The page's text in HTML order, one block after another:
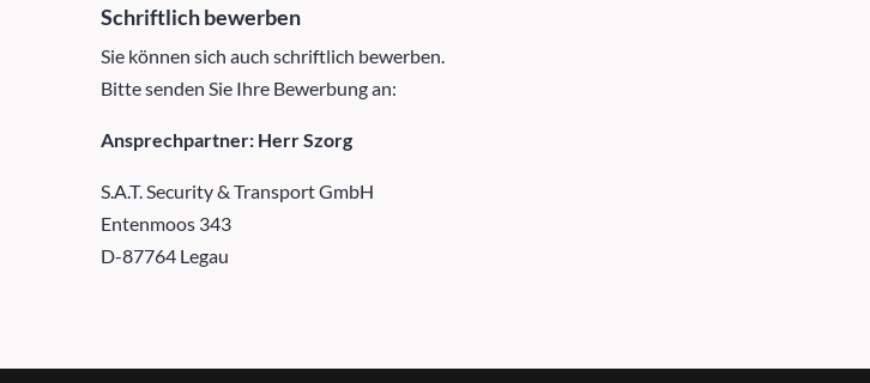
Schriftlich bewerben
Sie können sich auch schriftlich bewerben.
Bitte senden Sie Ihre Bewerbung an:
Ansprechpartner: Herr Szorg
S.A.T. Security & Transport GmbH
Entenmoos 343
D-87764 Legau